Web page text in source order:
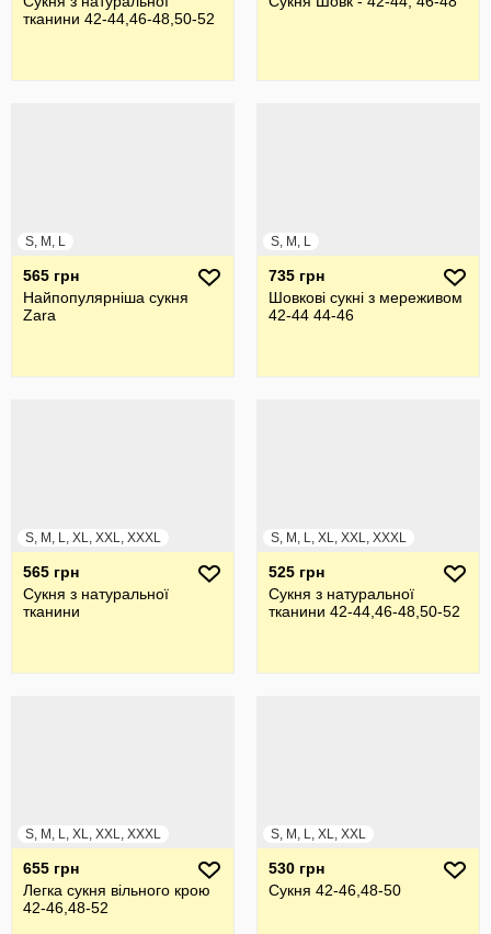
тканини 42-44,46-48,50-52
S, M, L
565 грн
Найпопулярніша сукня
Zara
S, M, L
735 грн
Шовкові сукні з мереживом
42-44 44-46
S, M, L, XL, XXL, XXXL
565 грн
Сукня з натуральної
тканини
S, M, L, XL, XXL, XXXL
525 грн
Сукня з натуральної
тканини 42-44,46-48,50-52
S, M, L, XL, XXL, XXXL
655 грн
Легка сукня вільного крою
42-46,48-52
S, M, L, XL, XXL
530 грн
Сукня 42-46,48-50